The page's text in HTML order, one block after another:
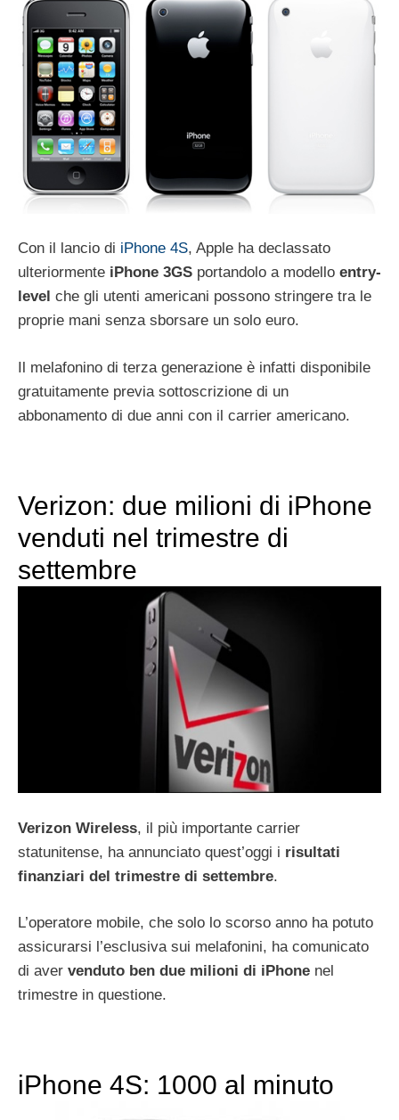
Con il lancio di iPhone 4S, Apple ha declassato
ulteriormente iPhone 3GS portandolo a modello entry-
level che gli utenti americani possono stringere tra le
proprie mani senza sborsare un solo euro.
Il melafonino di terza generazione è infatti disponibile
gratuitamente previa sottoscrizione di un
abbonamento di due anni con il carrier americano.
Verizon: due milioni di iPhone
venduti nel trimestre di
settembre
Verizon Wireless, il più importante carrier
statunitense, ha annunciato quest’oggi i risultati
finanziari del trimestre di settembre.
L’operatore mobile, che solo lo scorso anno ha potuto
assicurarsi l’esclusiva sui melafonini, ha comunicato
di aver venduto ben due milioni di iPhone nel
trimestre in questione.
iPhone 4S: 1000 al minuto